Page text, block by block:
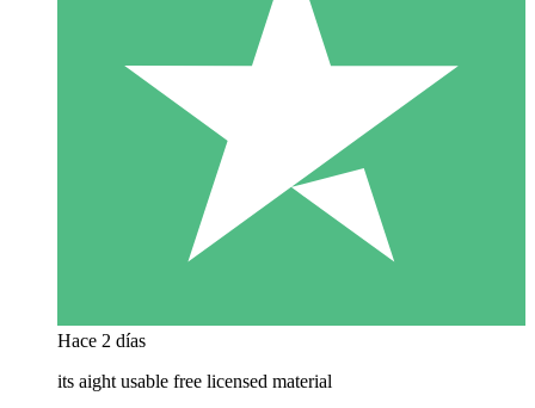
Hace 2 días
its aight usable free licensed material